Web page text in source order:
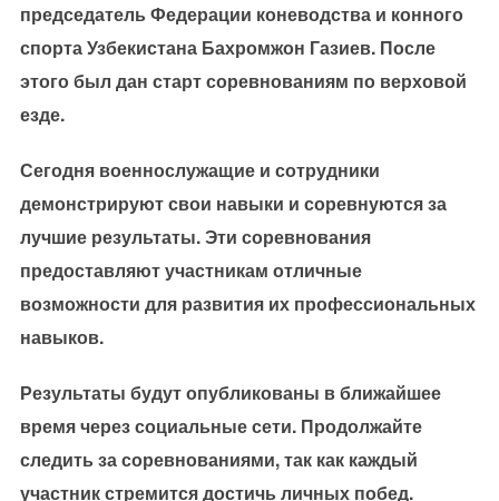
председатель Федерации коневодства и конного
спорта Узбекистана Бахромжон Газиев. После
этого был дан старт соревнованиям по верховой
езде.
Сегодня военнослужащие и сотрудники
демонстрируют свои навыки и соревнуются за
лучшие результаты. Эти соревнования
предоставляют участникам отличные
возможности для развития их профессиональных
навыков.
Результаты будут опубликованы в ближайшее
время через социальные сети. Продолжайте
следить за соревнованиями, так как каждый
участник стремится достичь личных побед.